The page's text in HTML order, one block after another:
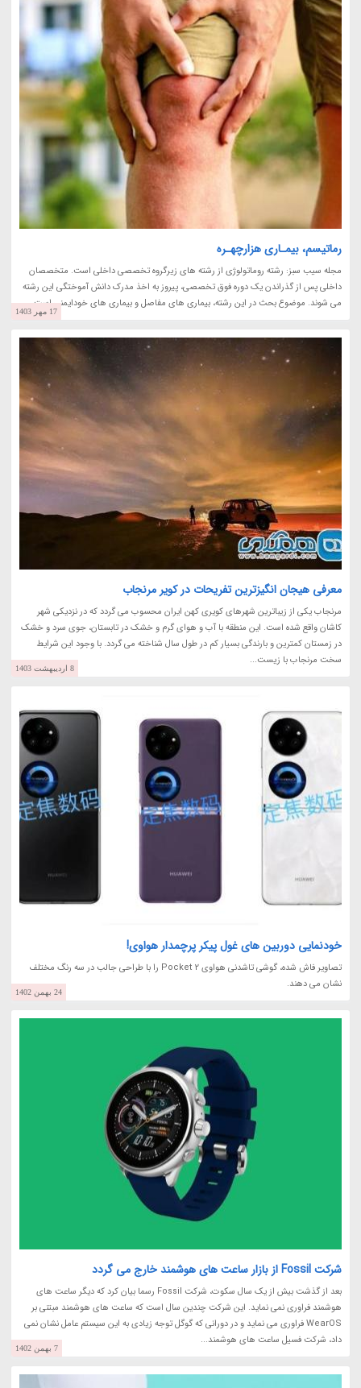
رماتیسم، بیمـاری هزارچهـره
مجله سیب سبز: رشته روماتولوژی از رشته های زیرگروه تخصصی داخلی است. متخصصان
داخلی پس از گذراندن یک دوره فوق تخصصی، پیروز به اخذ مدرک دانش آموختگی این رشته
می شوند. موضوع بحث در این رشته، بیماری های مفاصل و بیماری های خودایمنی است.
17 مهر 1403
معرفی هیجان انگیزترین تفریحات در کویر مرنجاب
مرنجاب یکی از زیباترین شهرهای کویری کهن ایران محسوب می گردد که در نزدیکی شهر
کاشان واقع شده است. این منطقه با آب و هوای گرم و خشک در تابستان، جوی سرد و خشک
در زمستان کمترین و بارندگی بسیار کم در طول سال شناخته می گردد. با وجود این شرایط
سخت مرنجاب با زیست...
8 اردیبهشت 1403
خودنمایی دوربین های غول پیکر پرچمدار هواوی!
تصاویر فاش شده، گوشی تاشدنی هواوی Pocket 2 را با طراحی جالب در سه رنگ مختلف
نشان می دهند.
24 بهمن 1402
شرکت Fossil از بازار ساعت های هوشمند خارج می گردد
بعد از گذشت بیش از یک سال سکوت، شرکت Fossil رسما بیان کرد که دیگر ساعت های
هوشمند فراوری نمی نماید. این شرکت چندین سال است که ساعت های هوشمند مبتنی بر
WearOS فراوری می نماید و در دورانی که گوگل توجه زیادی به این سیستم عامل نشان نمی
داد، شرکت فسیل ساعت های هوشمند...
7 بهمن 1402